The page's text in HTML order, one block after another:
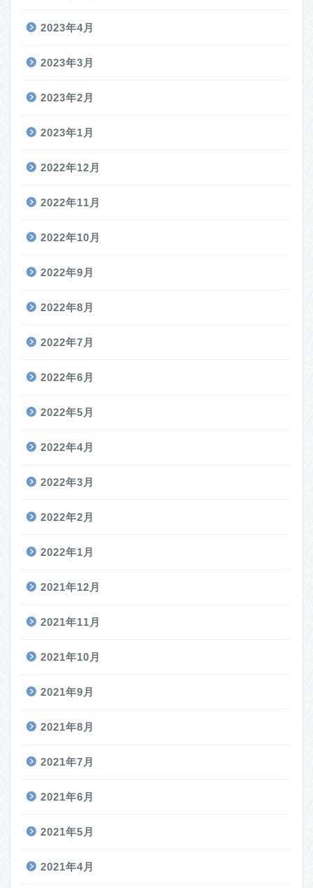
2023年4月
2023年3月
2023年2月
2023年1月
2022年12月
2022年11月
2022年10月
2022年9月
2022年8月
2022年7月
2022年6月
2022年5月
2022年4月
2022年3月
2022年2月
2022年1月
2021年12月
2021年11月
2021年10月
2021年9月
2021年8月
2021年7月
2021年6月
2021年5月
2021年4月